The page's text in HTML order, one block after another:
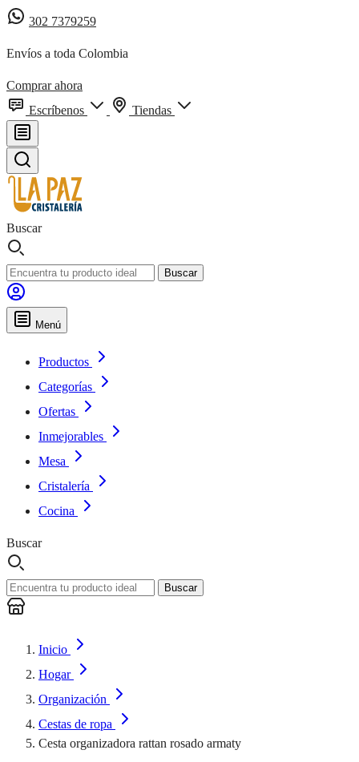
302 7379259
Envíos a toda Colombia
Comprar ahora
Escríbenos
Tiendas
Buscar
Buscar
Menú
Productos
Categorías
Ofertas
Inmejorables
Mesa
Cristalería
Cocina
Buscar
Buscar
Inicio
Hogar
Organización
Cestas de ropa
Cesta organizadora rattan rosado armaty